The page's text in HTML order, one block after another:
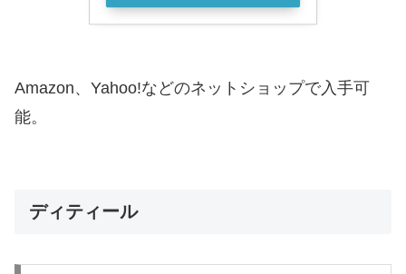
Amazon、Yahoo!などのネットショップで入手可
能。
ディティール